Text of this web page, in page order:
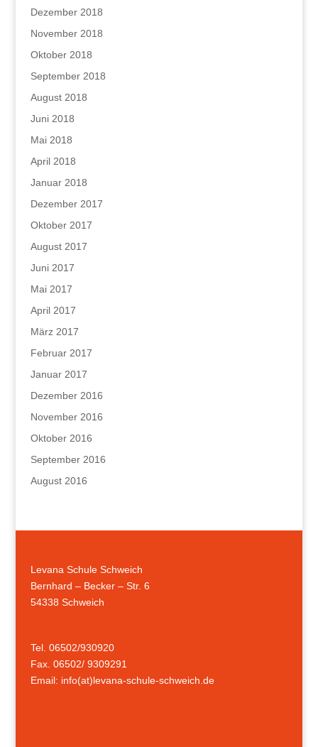
Dezember 2018
November 2018
Oktober 2018
September 2018
August 2018
Juni 2018
Mai 2018
April 2018
Januar 2018
Dezember 2017
Oktober 2017
August 2017
Juni 2017
Mai 2017
April 2017
März 2017
Februar 2017
Januar 2017
Dezember 2016
November 2016
Oktober 2016
September 2016
August 2016
Levana Schule Schweich
Bernhard – Becker – Str. 6
54338 Schweich
Tel. 06502/930920
Fax. 06502/ 9309291
Email: info(at)levana-schule-schweich.de